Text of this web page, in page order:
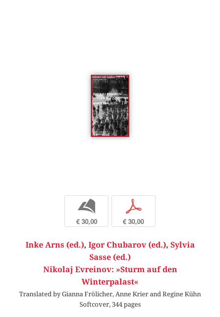
b
€ 30,00
p
€ 30,00
Inke Arns (ed.), Igor Chubarov (ed.), Sylvia
Sasse (ed.)
Nikolaj Evreinov: »Sturm auf den
Winterpalast«
Translated by Gianna Frölicher, Anne Krier and Regine Kühn
Softcover, 344 pages